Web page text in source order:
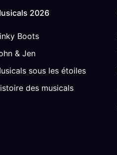
2026
Boots
& Jen
sous les étoiles
des musicals